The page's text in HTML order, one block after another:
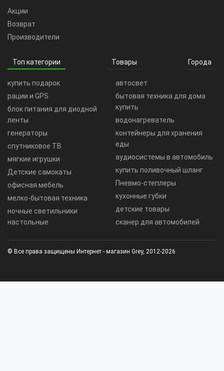
Акции
Возврат
Производители
Топ категории Товары Города
купить подарок
рации и GPS
блок питания для диодной
ленты
генераторы
спутниковое ТВ
мягкие игрушки
Детские самокаты
офисная мебель
мелко-бытовая техника
ночные светильники
настольные
автосвет
бытовая техника для дома
купить
водонагреватель
контейнеры для хранения
еды
аудиосистемы в автомобиль
купить поливочный шланг
Пневмо-степлеры
кухонные губки
детские товары
сканер для автомобилей
© Все права защищены Интернет - магазин Grey, 2012-2026